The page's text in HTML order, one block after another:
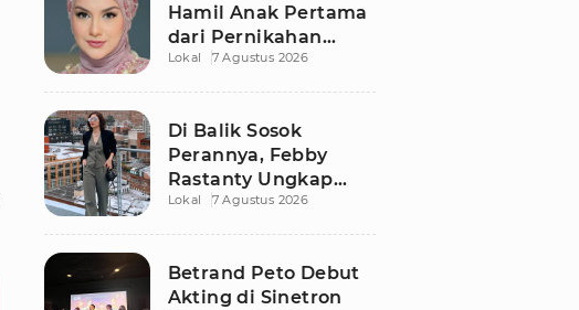
Hamil Anak Pertama
dari Pernikahan
dengan Haldy Sabri
Lokal 7 Agustus 2026
Di Balik Sosok
Perannya, Febby
Rastanty Ungkap
Luka Masa Kecil yang
Lokal 7 Agustus 2026
Betrand Peto Debut
Akting di Sinetron